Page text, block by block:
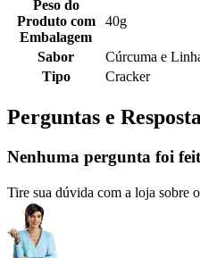
Peso do
Produto com
Embalagem
40g
Sabor
Cúrcuma e
Tipo
Cracker
Perguntas e
Nenhuma pergunta foi
Tire sua dúvida com a loja sobre